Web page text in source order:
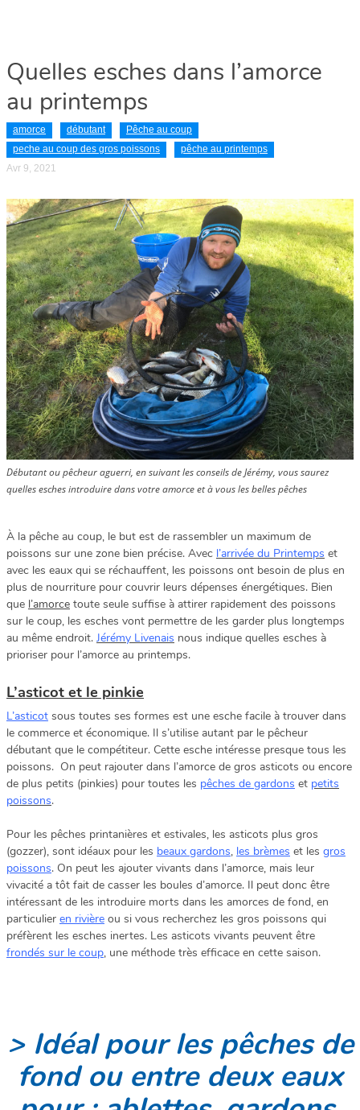
Quelles esches dans l’amorce
au printemps
amorce débutant
Pêche au coup
peche au coup des gros poissons
pêche au printemps
Avr 9, 2021
Débutant ou pêcheur aguerri, en suivant les conseils de Jérémy, vous saurez
quelles esches introduire dans votre amorce et à vous les belles pêches
À la pêche au coup, le but est de rassembler un maximum de
poissons sur une zone bien précise. Avec l’arrivée du Printemps et
avec les eaux qui se réchauffent, les poissons ont besoin de plus en
plus de nourriture pour couvrir leurs dépenses énergétiques. Bien
que l’amorce toute seule suffise à attirer rapidement des poissons
sur le coup, les esches vont permettre de les garder plus longtemps
au même endroit. Jérémy Livenais nous indique quelles esches à
prioriser pour l’amorce au printemps.
L’asticot et le pinkie
L’asticot sous toutes ses formes est une esche facile à trouver dans
le commerce et économique. Il s’utilise autant par le pêcheur
débutant que le compétiteur. Cette esche intéresse presque tous les
poissons. On peut rajouter dans l’amorce de gros asticots ou encore
de plus petits (pinkies) pour toutes les pêches de gardons et petits
poissons.
Pour les pêches printanières et estivales, les asticots plus gros
(gozzer), sont idéaux pour les beaux gardons, les brèmes et les gros
poissons. On peut les ajouter vivants dans l’amorce, mais leur
vivacité a tôt fait de casser les boules d’amorce. Il peut donc être
intéressant de les introduire morts dans les amorces de fond, en
particulier en rivière ou si vous recherchez les gros poissons qui
préfèrent les esches inertes. Les asticots vivants peuvent être
frondés sur le coup, une méthode très efficace en cette saison.
> Idéal pour les pêches de
fond ou entre deux eaux